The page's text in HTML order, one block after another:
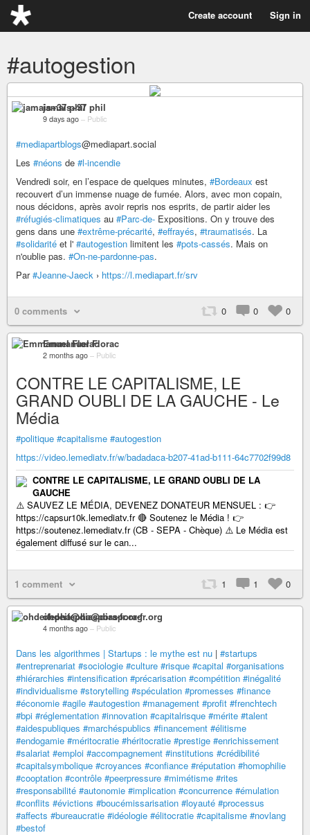
Create account Sign in
#autogestion
jamais+37 phil
9 days ago – Public
#mediapartblogs@mediapart.social
Les #néons de #l-incendie
Vendredi soir, en l’espace de quelques minutes, #Bordeaux est
recouvert d’un immense nuage de fumée. Alors, avec mon copain,
nous décidons, après avoir repris nos esprits, de partir aider les
#réfugiés-climatiques au #Parc-de- Expositions. On y trouve des
gens dans une #extrême-précarité, #effrayés, #traumatisés. La
#solidarité et l' #autogestion limitent les #pots-cassés. Mais on
n'oublie pas. #On-ne-pardonne-pas.
Par#Jeanne-Jaeck › https://l.mediapart.fr/srv
0 comments 0 0 0
Emmanuel Florac
2 months ago – Public
CONTRE LE CAPITALISME, LE
GRAND OUBLI DE LA GAUCHE - Le
Média
#politique #capitalisme #autogestion
https://video.lemediatv.fr/w/badadaca-b207-41ad-b111-64c7702f99d8
CONTRE LE CAPITALISME, LE GRAND OUBLI DE LA
GAUCHE
⚠️ SAUVEZ LE MÉDIA, DEVENEZ DONATEUR MENSUEL : 👉
https://capsur10k.lemediatv.fr 🔴 Soutenez le Média ! 👉
https://soutenez.lemediatv.fr (CB - SEPA - Chèque) ⚠️ Le Média est
également diffusé sur le can...
1 comment 1 1 0
ohdeifepha@diaspora-fr.org
4 months ago – Public
Dans les algorithmes | Startups : le mythe est nu | #startups
#entreprenariat #sociologie #culture #risque #capital #organisations
#hiérarchies #intensification #précarisation #compétition #inégalité
#individualisme #storytelling #spéculation #promesses #finance
#économie #agile #autogestion #management #profit #frenchtech
#bpi #réglementation #innovation #capitalrisque #mérite #talent
#aidespubliques #marchéspublics #financement #élitisme
#endogamie #méritocratie #héritocratie #prestige #enrichissement
#salariat #emploi #accompagnement #institutions #crédibilité
#capitalsymbolique #croyances #confiance #réputation #homophilie
#cooptation #contrôle #peerpressure #mimétisme #rites
#responsabilité #autonomie #implication #concurrence #émulation
#conflits #évictions #boucémissarisation #loyauté #processus
#affects #bureaucratie #idéologie #élitocratie #capitalisme #novlang
#bestof